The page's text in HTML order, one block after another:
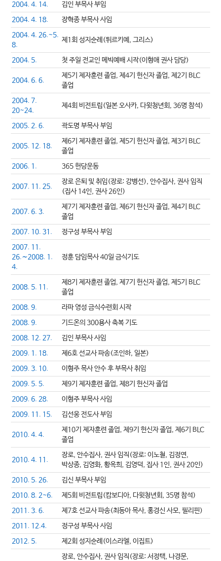
2004. 4. 14.
김인 부목사 부임
2004. 4. 18.
장혁종 부목사 사임
2004. 4. 26.~5.
8.
제1회 성지순례(튀르키예, 그리스)
2004. 5. 첫 주일 전교인 메빅예배 시작(이형애 권사 담당)
2004. 6. 6.
제5기 제자훈련 졸업, 제4기 헌신자 졸업, 제2기 BLC
졸업
2004. 7.
20~24.
제4회 비전트립(일본 오사카, 다윗청년회, 36명 참석)
2005. 2. 6. 곽도명 부목사 부임
2005. 12. 18.
제6기 제자훈련 졸업, 제5기 헌신자 졸업, 제3기 BLC
졸업
2006. 1.
365 헌당운동
2007. 11. 25.
장로 은퇴 및 취임(장로: 강병선), 안수집사, 권사 임직
(집사 14인, 권사 26인)
2007. 6. 3.
제7기 제자훈련 졸업, 제6기 헌신자 졸업, 제4기 BLC
졸업
2007. 10. 31.
정구성 부목사 부임
2007. 11.
26.∼2008. 1.
4.
정훈 담임목사 40일 금식기도
2008. 5. 11.
제8기 제자훈련 졸업, 제7기 헌신자 졸업, 제5기 BLC
졸업
2008. 9.
라파 영성 금식수련회 시작
2008. 9.
기드온의 300용사 축복 기도
2008. 12. 27.
김인 부목사 사임
2009. 1. 18.
제6호 선교사 파송(조인하, 일본)
2009. 3. 10.
이형주 목사 안수 후 부목사 취임
2009. 5. 5.
제9기 제자훈련 졸업, 제8기 헌신자 졸업
2009. 6. 28.
이형주 부목사 사임
2009. 11. 15.
김선웅 전도사 부임
2010. 4. 4.
제10기 제자훈련 졸업, 제9기 헌신자 졸업, 제6기 BLC
졸업
2010. 4. 11.
장로, 안수집사, 권사 임직(장로: 이노철, 김정연,
박상종, 김영화, 황옥희, 김영덕, 집사 1인, 권사 20인)
2010. 5. 26.
김신 부목사 부임
2010. 8. 2~6.
제5회 비전트립(캄보디아, 다윗청년회, 35명 참석)
2011. 3. 6.
제7호 선교사 파송(최동아 목사, 홍경신 사모, 필리핀)
2011. 12.4.
정구성 부목사 사임
2012. 5.
제2회 성지순례(이스라엘, 이집트)
장로, 안수집사, 권사 임직(장로: 서정택, 나경문,